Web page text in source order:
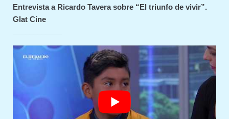
Entrevista a Ricardo Tavera sobre “El triunfo de vivir”.
Glat Cine